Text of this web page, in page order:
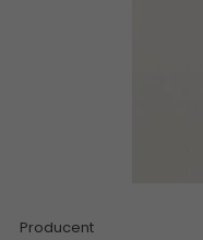
Producent